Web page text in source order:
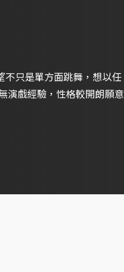
不只是單方面跳舞，想以任
演戲經驗，性格較開朗願意